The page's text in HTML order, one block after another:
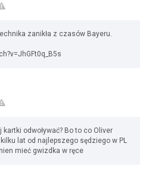
zanikła z czasów Bayeru.
odwoływać? Bo to co Oliver
lat od najlepszego sędziego w PL
mieć gwizdka w ręce